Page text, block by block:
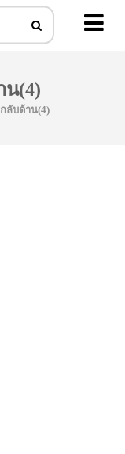
น(4)
ลับด้าน(4)